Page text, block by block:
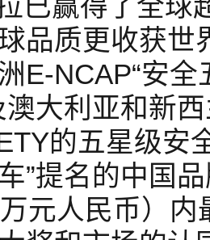
已赢得了全球
品质更收获世
E-NCAP“安全
澳大利亚和新
的五星级安
”提名的中国
元人民币）内